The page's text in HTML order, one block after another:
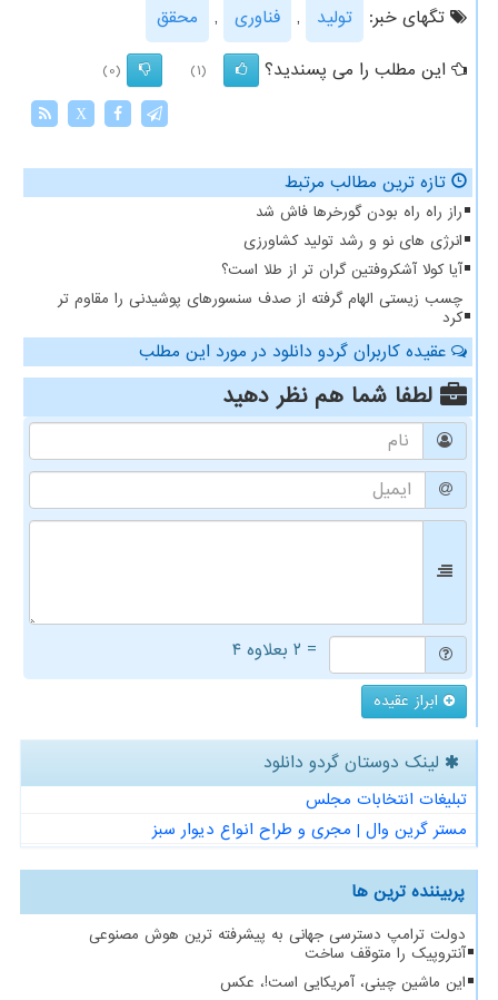
تگهای خبر:
تولید , فناوری ,
محقق
این مطلب را می پسندید؟
(1)
(0)
X
تازه ترین مطالب مرتبط
راز راه راه بودن گورخرها فاش شد
انرژی های نو و رشد تولید کشاورزی
آیا کولا آشکروفتین گران تر از طلا است؟
چسب زیستی الهام گرفته از صدف سنسورهای پوشیدنی را مقاوم تر
کرد
عقیده کاربران گردو دانلود در مورد این مطلب
لطفا شما همنظر دهید
= ۲ بعلاوه ۴
ابراز عقیده
لینک دوستان گردو دانلود
تبلیغات انتخابات مجلس
مستر گرین وال | مجری و طراح انواع دیوار سبز
پربیننده ترین ها
دولت ترامپ دسترسی جهانی به پیشرفته ترین هوش مصنوعی
آنتروپیک را متوقف ساخت
این ماشین چینی، آمریکایی است!، عکس